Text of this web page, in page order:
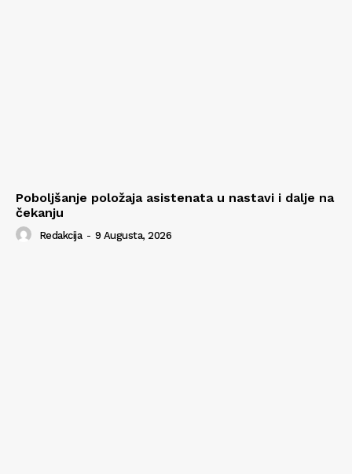
Poboljšanje položaja asistenata u nastavi i dalje na
čekanju
Redakcija - 9 Augusta, 2026